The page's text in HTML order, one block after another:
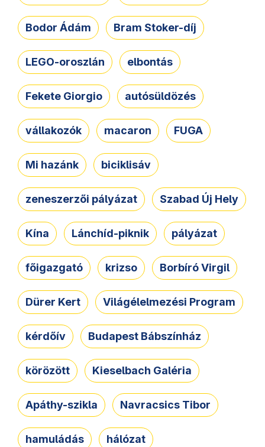
Bodor Ádám Bram Stoker-díj
LEGO-oroszlán elbontás
Fekete Giorgio autósüldözés
vállakozók macaron FUGA
Mi hazánk biciklisáv
zeneszerzői pályázat Szabad Új Hely
Kína Lánchíd-piknik pályázat
főigazgató krizso Borbíró Virgil
Dürer Kert Világélelmezési Program
kérdőív Budapest Bábszínház
körözött Kieselbach Galéria
Apáthy-szikla Navracsics Tibor
hamuládás hálózat